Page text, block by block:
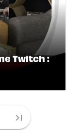
Twitch :
last_page